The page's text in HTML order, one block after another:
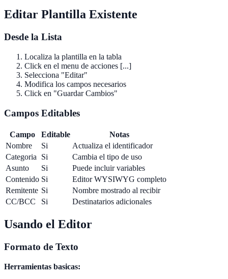
Editar Plantilla Existente
Desde la Lista
Localiza la plantilla en la tabla
Click en el menu de acciones [...]
Selecciona "Editar"
Modifica los campos necesarios
Click en "Guardar Cambios"
Campos Editables
Campo Editable
Notas
Nombre
Si
Actualiza el identificador
Categoria
Si
Cambia el tipo de uso
Asunto
Si
Puede incluir variables
Contenido Si
Editor WYSIWYG completo
Remitente Si
Nombre mostrado al recibir
CC/BCC
Si Destinatarios adicionales
Usando el Editor
Formato de Texto
Herramientas basicas: